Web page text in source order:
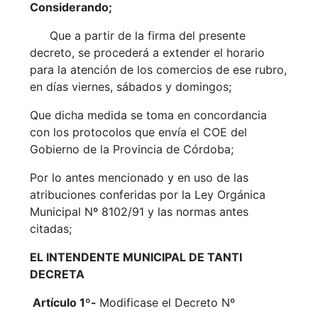
Considerando;
Que a partir de la firma del presente
decreto, se procederá a extender el horario
para la atención de los comercios de ese rubro,
en días viernes, sábados y domingos;
Que dicha medida se toma en concordancia
con los protocolos que envía el COE del
Gobierno de la Provincia de Córdoba;
Por lo antes mencionado y en uso de las
atribuciones conferidas por la Ley Orgánica
Municipal Nº 8102/91 y las normas antes
citadas;
EL INTENDENTE MUNICIPAL DE TANTI
DECRETA
Artículo 1º- Modificase el Decreto Nº